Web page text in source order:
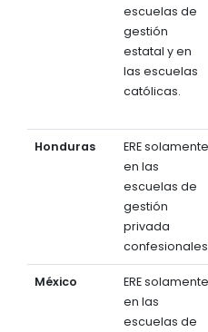
escuelas de
gestión
estatal y en
las escuelas
católicas.
Honduras
ERE solamente
en las
escuelas de
gestión
privada
confesionales
México
ERE solamente
en las
escuelas de